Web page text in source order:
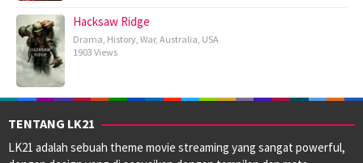
Hacksaw Ridge
Drama, History, War, Australia, USA
1903 Views
TENTANG LK21
LK21 adalah sebuah theme movie streaming yang sangat powerful,